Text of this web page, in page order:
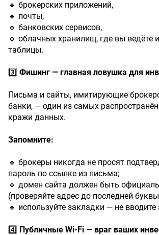
🔹 брокерских приложений,
🔹 почты,
🔹 банковских сервисов,
🔹 облачных хранилищ, где вы ведёте
таблицы.
3️⃣ Фишинг — главная ловушка для
Письма и сайты, имитирующие
банки, — один из самых
кражи данных.
Запомните:
🔹 брокеры никогда не просят
пароль по ссылке из письма;
🔹 домен сайта должен быть
(проверяйте адрес до последней
🔹 используйте закладки — не
4️⃣ Публичные Wi-Fi — враг ваших